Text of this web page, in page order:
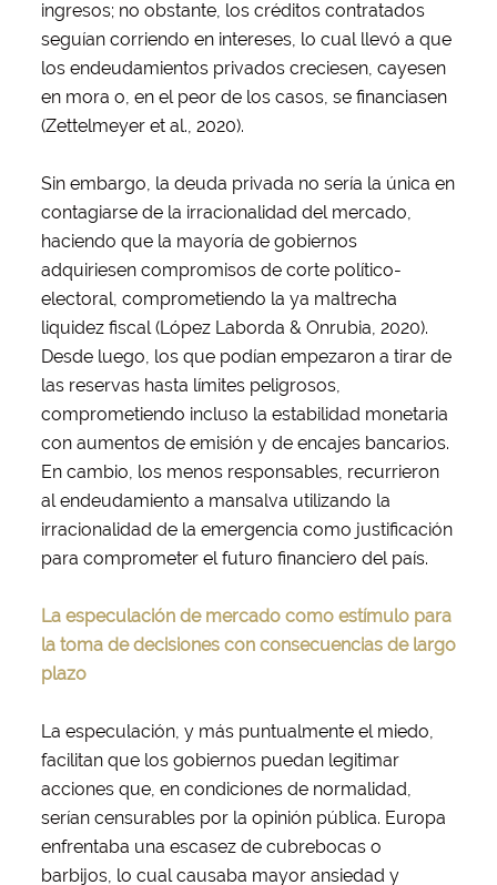
ingresos; no obstante, los créditos contratados
seguían corriendo en intereses, lo cual llevó a que
los endeudamientos privados creciesen, cayesen
en mora o, en el peor de los casos, se financiasen
(Zettelmeyer et al., 2020).
Sin embargo, la deuda privada no sería la única en
contagiarse de la irracionalidad del mercado,
haciendo que la mayoría de gobiernos
adquiriesen compromisos de corte político-
electoral, comprometiendo la ya maltrecha
liquidez fiscal (López Laborda & Onrubia, 2020).
Desde luego, los que podían empezaron a tirar de
las reservas hasta límites peligrosos,
comprometiendo incluso la estabilidad monetaria
con aumentos de emisión y de encajes bancarios.
En cambio, los menos responsables, recurrieron
al endeudamiento a mansalva utilizando la
irracionalidad de la emergencia como justificación
para comprometer el futuro financiero del país.
La especulación de mercado como estímulo para
la toma de decisiones con consecuencias de largo
plazo
La especulación, y más puntualmente el miedo,
facilitan que los gobiernos puedan legitimar
acciones que, en condiciones de normalidad,
serían censurables por la opinión pública. Europa
enfrentaba una escasez de cubrebocas o
barbijos, lo cual causaba mayor ansiedad y